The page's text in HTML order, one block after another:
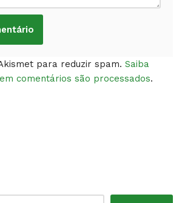
para reduzir spam. Saiba
comentários são processados.